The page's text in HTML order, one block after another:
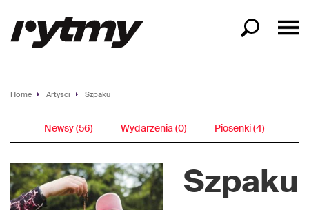
Home Artyści Szpaku
Newsy (56) Wydarzenia (0) Piosenki (4)
Szpaku